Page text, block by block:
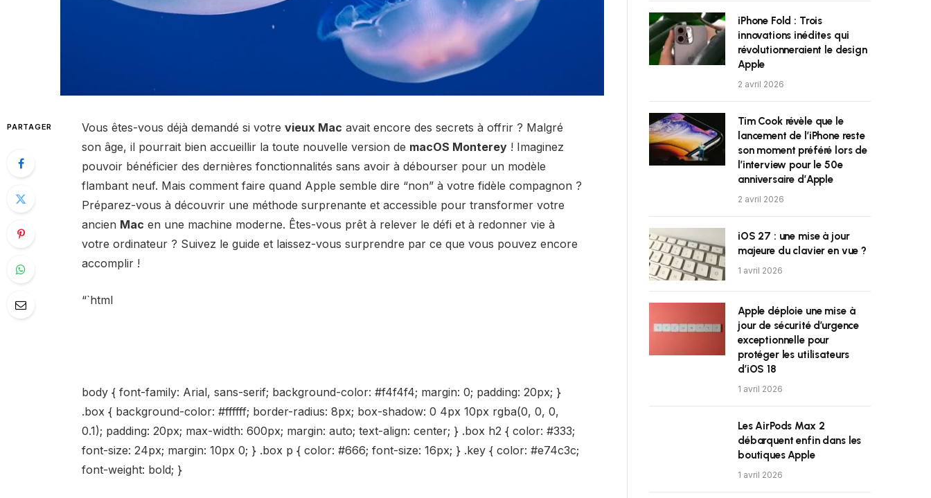
PARTAGER Vous êtes-vous déjà demandé si votre vieux Mac avait encore des secrets à offrir ? Malgré
son âge, il pourrait bien accueillir la toute nouvelle version de macOS Monterey! Imaginez
pouvoir bénéficier des dernières fonctionnalités sans avoir à débourser pour un modèle
flambant neuf. Mais comment faire quand Apple semble dire “non” à votre fidèle compagnon ?
Préparez-vous à découvrir une méthode surprenante et accessible pour transformer votre
ancien Mac en une machine moderne. Êtes-vous prêt à relever le défi et à redonner vie à
votre ordinateur ? Suivez le guide et laissez-vous surprendre par ce que vous pouvez encore
accomplir !
“`html
body { font-family: Arial, sans-serif; background-color: #f4f4f4; margin: 0; padding: 20px; }
.box { background-color: #ffffff; border-radius: 8px; box-shadow: 0 4px 10px rgba(0, 0, 0,
0.1); padding: 20px; max-width: 600px; margin: auto; text-align: center; } .box h2 { color: #333;
font-size: 24px; margin: 10px 0; } .box p { color: #666; font-size: 16px; } .key { color: #e74c3c;
font-weight: bold; }
iPhone Fold : Trois
innovations inédites qui
révolutionneraient le design
Apple
2 avril 2026
Tim Cook révèle que le
lancement de l’iPhone reste
son moment préféré lors de
l’interview pour le 50e
anniversaire d’Apple
2 avril 2026
iOS 27 : une mise à jour
majeure du clavier en vue ?
1 avril 2026
Apple déploie une mise à
jour de sécurité d’urgence
exceptionnelle pour
protéger les utilisateurs
d’iOS 18
1 avril 2026
Les AirPods Max 2
débarquent enfin dans les
boutiques Apple
1 avril 2026